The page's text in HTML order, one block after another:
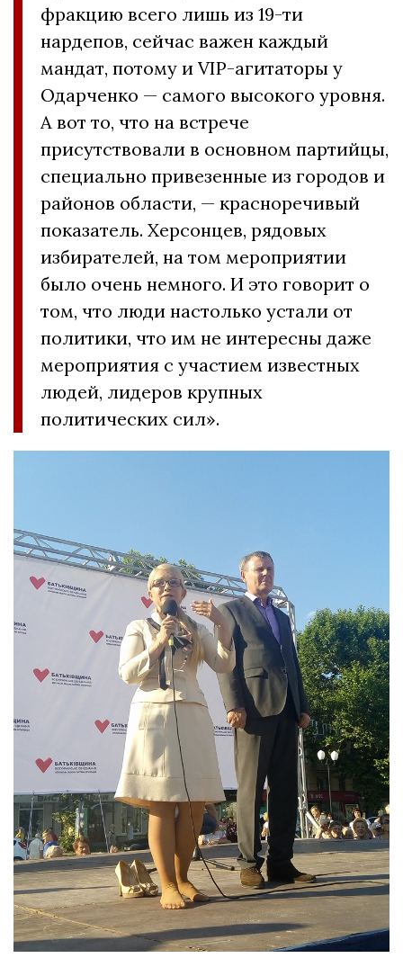
фракцию всего лишь из 19-ти
нардепов, сейчас важен каждый
мандат, потому и VIP-агитаторы у
Одарченко — самого высокого уровня.
А вот то, что на встрече
присутствовали в основном партийцы,
специально привезенные из городов и
районов области, — красноречивый
показатель. Херсонцев, рядовых
избирателей, на том мероприятии
было очень немного. И это говорит о
том, что люди настолько устали от
политики, что им не интересны даже
мероприятия с участием известных
людей, лидеров крупных
политических сил».